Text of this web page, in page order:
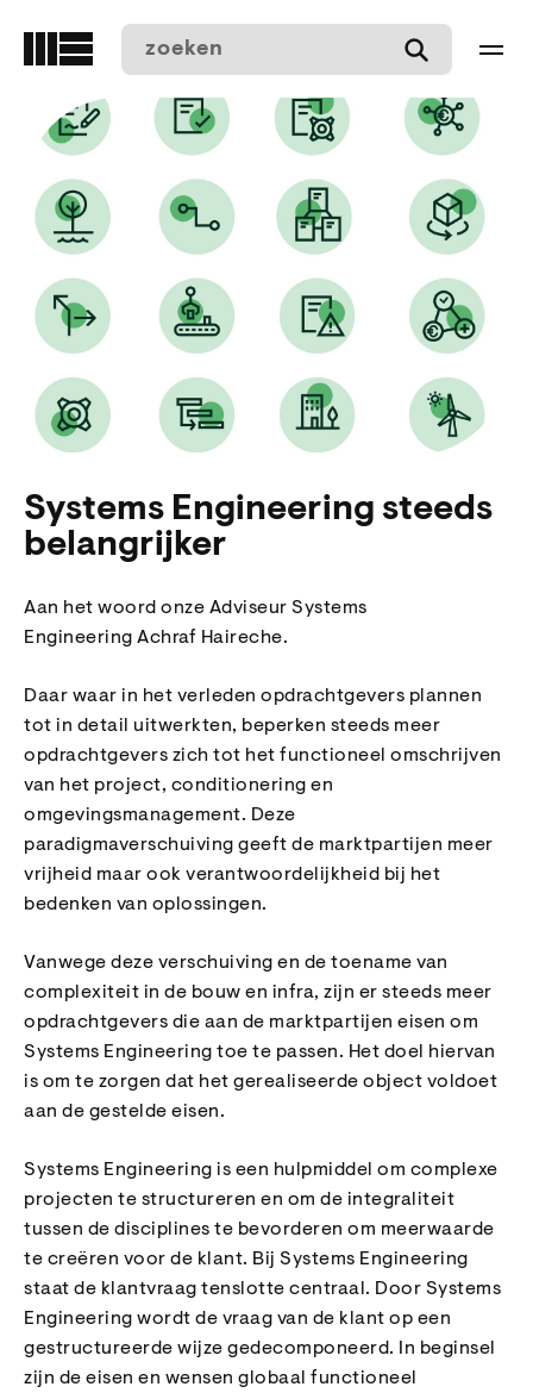
inhoud
Systems Engineering steeds
belangrijker
Aan het woord onze Adviseur Systems
Engineering Achraf Haireche.
Daar waar in het verleden opdrachtgevers plannen
tot in detail uitwerkten, beperken steeds meer
opdrachtgevers zich tot het functioneel omschrijven
van het project, conditionering en
omgevingsmanagement. Deze
paradigmaverschuiving geeft de marktpartijen meer
vrijheid maar ook verantwoordelijkheid bij het
bedenken van oplossingen.
Vanwege deze verschuiving en de toename van
complexiteit in de bouw en infra, zijn er steeds meer
opdrachtgevers die aan de marktpartijen eisen om
Systems Engineering toe te passen. Het doel hiervan
is om te zorgen dat het gerealiseerde object voldoet
aan de gestelde eisen.
Systems Engineering is een hulpmiddel om complexe
projecten te structureren en om de integraliteit
tussen de disciplines te bevorderen om meerwaarde
te creëren voor de klant. Bij Systems Engineering
staat de klantvraag tenslotte centraal. Door Systems
Engineering wordt de vraag van de klant op een
gestructureerde wijze gedecomponeerd. In beginsel
zijn de eisen en wensen globaal functioneel